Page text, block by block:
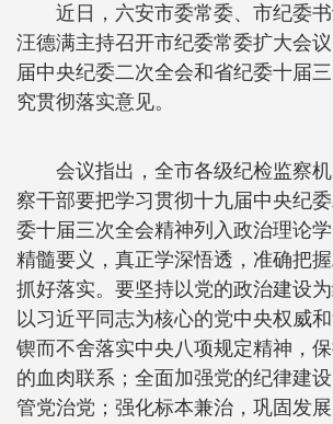
近日，六安市委常委、市纪委
汪德满主持召开市纪委常委扩大会
届中央纪委二次全会和省纪委十届
究贯彻落实意见。
会议指出，全市各级纪检监察
察干部要把学习贯彻十九届中央纪
委十届三次全会精神列入政治理论
精髓要义，真正学深悟透，准确把
抓好落实。要坚持以党的政治建设
以习近平同志为核心的党中央权威
锲而不舍落实中央八项规定精神，
的血肉联系；全面加强党的纪律建
管党治党；强化标本兼治，巩固发